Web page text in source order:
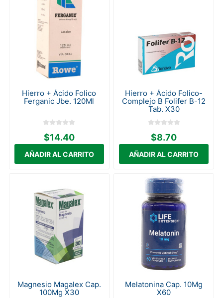
Hierro + Ácido Folico
Ferganic Jbe. 120Ml
$14.40
Hierro + Ácido Folico-
Complejo B Folifer B-12
Tab. X30
$8.70
Magnesio Magalex Cap.
100Mg X30
Melatonina Cap. 10Mg
X60